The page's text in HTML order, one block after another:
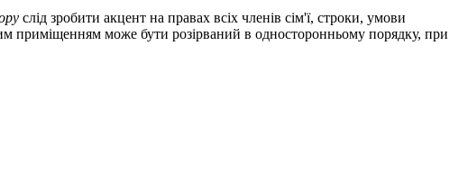
слід зробити акцент на правах всіх членів сім'ї, строки, умови
приміщенням може бути розірваний в односторонньому порядку, при